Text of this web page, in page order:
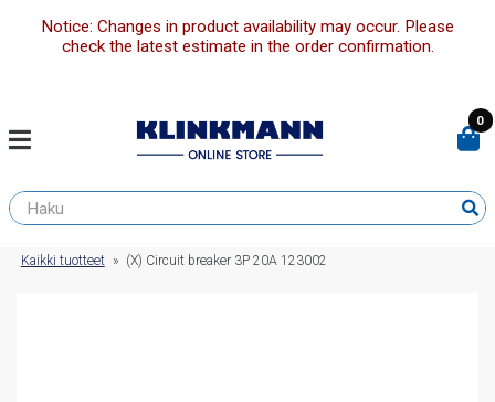
Notice: Changes in product availability may occur. Please
check the latest estimate in the order confirmation.
0
Kaikki tuotteet » (X) Circuit breaker 3P 20A 123002